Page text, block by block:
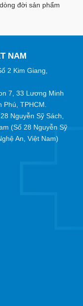
đời sản phẩm
NAM
2 Kim Giang,
7, 33 Lương Minh
Phú, TPHCM.
Nguyễn Sỹ Sách,
(Số 28 Nguyễn Sỹ
An, Việt Nam)